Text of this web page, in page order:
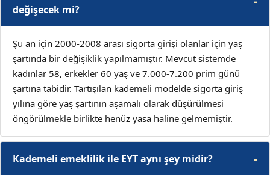
değişecek mi?
Şu an için 2000-2008 arası sigorta girişi olanlar için yaş
şartında bir değişiklik yapılmamıştır. Mevcut sistemde
kadınlar 58, erkekler 60 yaş ve 7.000-7.200 prim günü
şartına tabidir. Tartışılan kademeli modelde sigorta giriş
yılına göre yaş şartının aşamalı olarak düşürülmesi
öngörülmekle birlikte henüz yasa haline gelmemiştir.
Kademeli emeklilik ile EYT aynı şey midir?